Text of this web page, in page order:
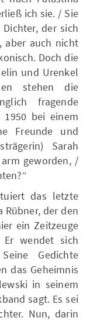
ich sie. / Sie
der sich
aber auch nicht
Doch die
und Urenkel
stehen die
fragende
bei einem
Freunde und
Sarah
geworden, /
das letzte
Rübner, der den
ein Zeitzeuge
wendet sich
Gedichte
das Geheimnis
in seinem
sagt. Es sei
Nun, darin